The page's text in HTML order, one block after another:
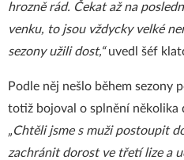
hrozně rád. Čekat až na
venku, to jsou vždycky velké
sezony užili dost,“uvedl šéf
Podle něj nešlo během sezony
totiž bojoval o splnění několika
„Chtěli jsme s muži postoupit
zachránit dorost ve třetí lize a